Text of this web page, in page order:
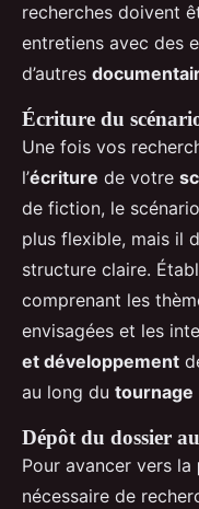
recherches doivent
entretiens avec des
d’autres
Écriture du
Une fois vos
l’écriture de votre
de fiction, le scénario
plus flexible, mais il
structure claire.
comprenant les
envisagées et les
et développement
au long du tournage
Dépôt du dossier
Pour avancer vers la
nécessaire de